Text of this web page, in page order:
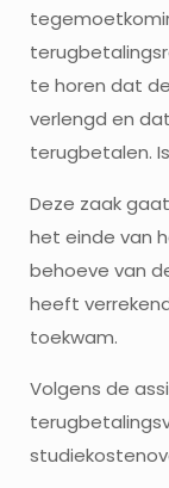
te horen dat
verlengd en
terugbetalen.
Deze zaak
het einde van
behoeve van
heeft
toekwam.
Volgens de